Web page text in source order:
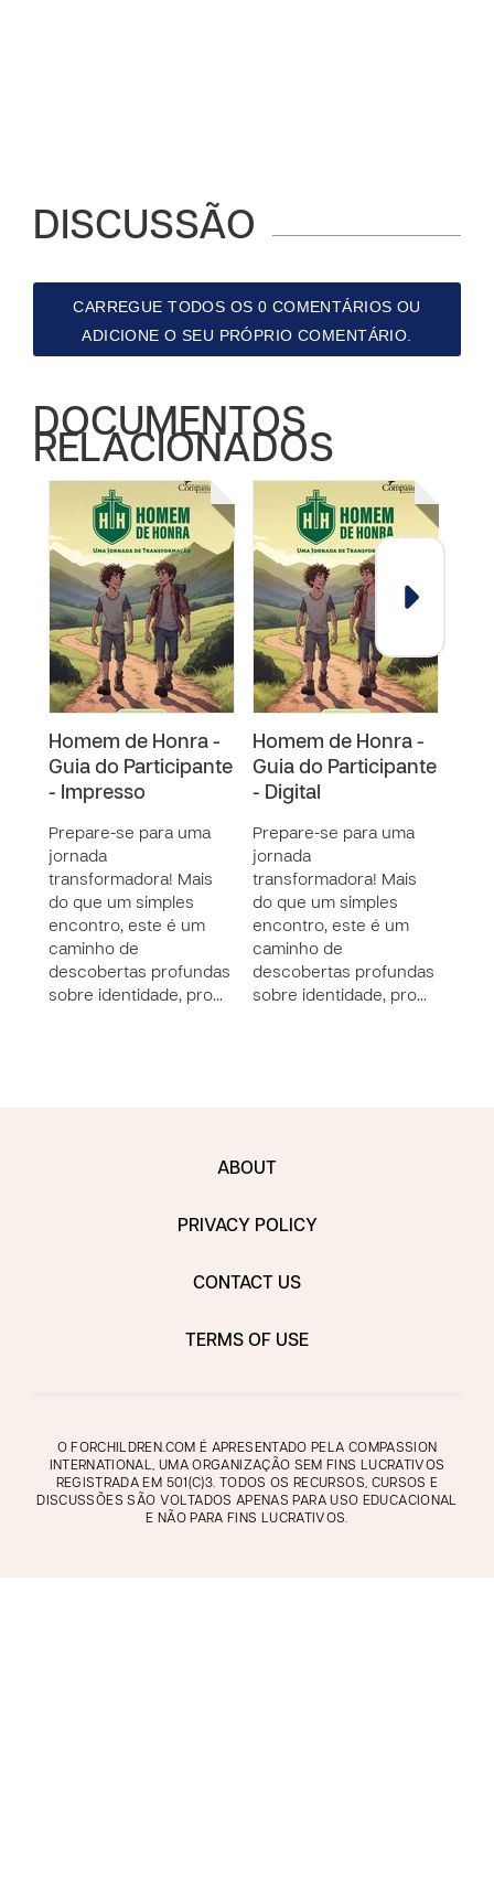
DISCUSSÃO
CARREGUE TODOS OS 0 COMENTÁRIOS OU
ADICIONE O SEU PRÓPRIO COMENTÁRIO.
DOCUMENTOS
RELACIONADOS
Homem de Honra -
Guia do Participante
- Impresso
Prepare-se para uma
jornada
transformadora! Mais
do que um simples
encontro, este é um
caminho de
descobertas profundas
sobre identidade, pro…
Homem de Honra -
Guia do Participante
- Digital
Prepare-se para uma
jornada
transformadora! Mais
do que um simples
encontro, este é um
caminho de
descobertas profundas
sobre identidade, pro…
ABOUT
PRIVACY POLICY
CONTACT US
TERMS OF USE
O FORCHILDREN.COM É APRESENTADO PELA COMPASSION
INTERNATIONAL, UMA ORGANIZAÇÃO SEM FINS LUCRATIVOS
REGISTRADA EM 501(C)3. TODOS OS RECURSOS, CURSOS E
DISCUSSÕES SÃO VOLTADOS APENAS PARA USO EDUCACIONAL
E NÃO PARA FINS LUCRATIVOS.